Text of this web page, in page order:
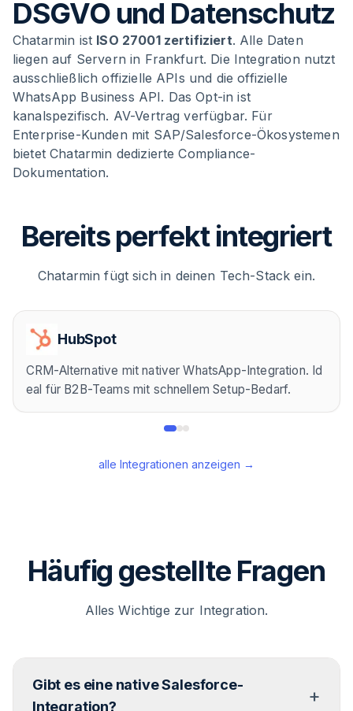
DSGVO und Datenschutz
Chatarmin ist ISO 27001 zertifiziert. Alle Daten
liegen auf Servern in Frankfurt. Die Integration nutzt
ausschließlich offizielle APIs und die offizielle
WhatsApp Business API. Das Opt-in ist
kanalspezifisch. AV-Vertrag verfügbar. Für
Enterprise-Kunden mit SAP/Salesforce-Ökosystemen
bietet Chatarmin dedizierte Compliance-
Dokumentation.
Bereits perfekt integriert
Chatarmin fügt sich in deinen Tech-Stack ein.
HubSpot
CRM-Alternative mit nativer WhatsApp-Integration. Id
eal für B2B-Teams mit schnellem Setup-Bedarf.
alle Integrationen anzeigen →
Häufig gestellte Fragen
Alles Wichtige zur Integration.
Gibt es eine native Salesforce-
Integration?
+